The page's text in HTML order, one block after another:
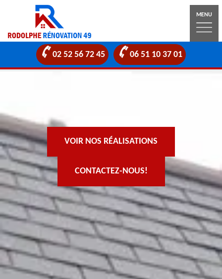
MENU
02 52 56 72 45 06 51 10 37 01
VOIR NOS RÉALISATIONS
CONTACTEZ-NOUS!